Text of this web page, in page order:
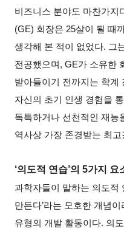
비즈니스 분야도 마찬가지
(GE) 회장은 25살이 될 때
생각해 본 적이 없었다. 그
전공했으며, GE가 소유한
받아들이기 전까지는 학계
자신의 초기 인생 경험을
독특하거나 선천적인 재능
역사상 가장 존경받는 최
‘의도적 연습’의 5가지 요
과학자들이 말하는 의도적
만든다’라는 모호한 개념
유형의 개발 활동이다. 의